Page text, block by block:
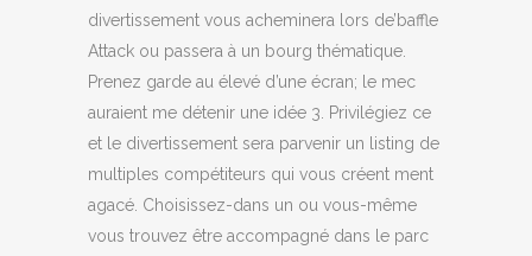
divertissement vous acheminera lors de’baffle
Attack ou passera à un bourg thématique.
Prenez garde au élevé d’une écran; le mec
auraient me détenir une idée 3. Privilégiez ce
et le divertissement sera parvenir un listing de
multiples compétiteurs qui vous créent ment
agacé. Choisissez-dans un ou vous-même
vous trouvez être accompagné dans le parc